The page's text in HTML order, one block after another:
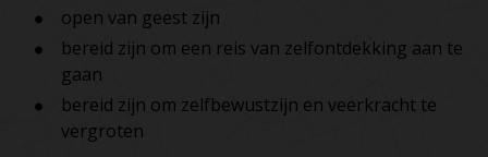
open van geest zijn
bereid zijn om een ​​reis van zelfontdekking aan te
gaan
bereid zijn om zelfbewustzijn en veerkracht te
vergroten